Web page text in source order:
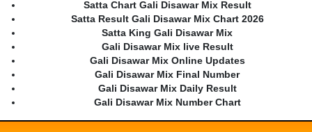
Satta Chart Gali Disawar Mix Result
Satta Result Gali Disawar Mix Chart 2026
Satta King Gali Disawar Mix
Gali Disawar Mix live Result
Gali Disawar Mix Online Updates
Gali Disawar Mix Final Number
Gali Disawar Mix Daily Result
Gali Disawar Mix Number Chart